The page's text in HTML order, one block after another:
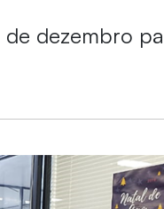
de dezembro